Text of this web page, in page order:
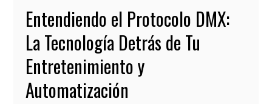
Entendiendo el Protocolo DMX:
La Tecnología Detrás de Tu
Entretenimiento y
Automatización